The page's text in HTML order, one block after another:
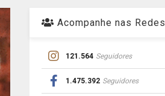
Acompanhe nas Redes
121.564 Seguidores
1.475.392 Seguidores